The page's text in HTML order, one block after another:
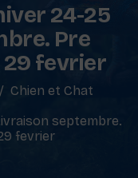
24-25
Pre
fevrier
Chien et Chat
septembre.
fevrier